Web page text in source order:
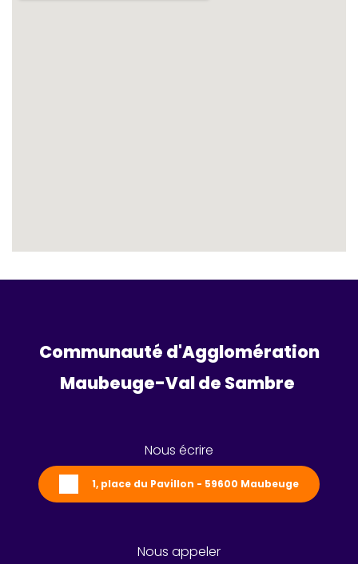
Communauté d'Agglomération
Maubeuge-Val de Sambre
Nous écrire
1, place du Pavillon - 59600 Maubeuge
Nous appeler